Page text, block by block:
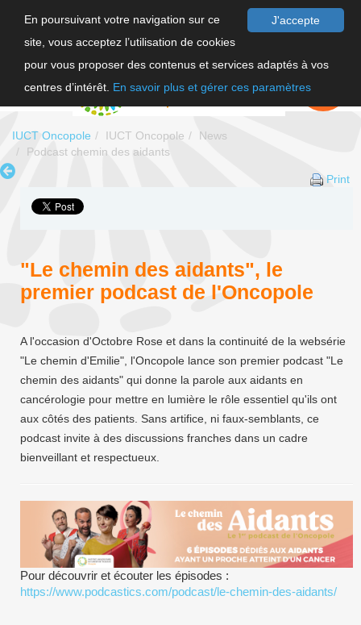
J'accepte
En poursuivant votre navigation sur ce
site, vous acceptez l’utilisation de cookies
pour vous proposer des contenus et services adaptés à vos
centres d’intérêt. En savoir plus et gérer ces paramètres
FAIRE UN
DON
IUCT Oncopole IUCT Oncopole
News
Podcast chemin des aidants
Print
"Le chemin des aidants", le
premier podcast de l'Oncopole
A l'occasion d'Octobre Rose et dans la continuité de la websérie
"Le chemin d'Emilie", l'Oncopole lance son premier podcast "Le
chemin des aidants" qui donne la parole aux aidants en
cancérologie pour mettre en lumière le rôle essentiel qu'ils ont
aux côtés des patients. Sans artifice, ni faux-semblants, ce
podcast invite à des discussions franches dans un cadre
bienveillant et respectueux.
Pour découvrir et écouter les épisodes :
https://www.podcastics.com/podcast/le-chemin-des-aidants/